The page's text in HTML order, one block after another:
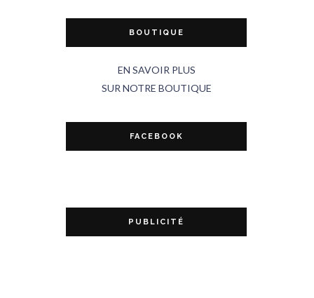
BOUTIQUE
EN SAVOIR PLUS
SUR NOTRE BOUTIQUE
FACEBOOK
PUBLICITÉ